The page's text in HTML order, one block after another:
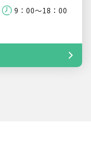
9：00～18：00